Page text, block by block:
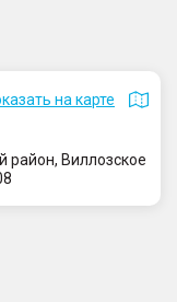
на карте
Виллозское